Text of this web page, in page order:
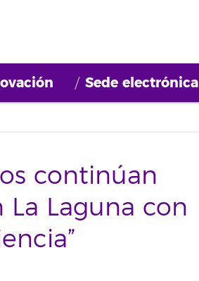
Sede electrónica
continúan
Laguna con